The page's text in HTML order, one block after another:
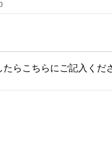
らこちらにご記入くだ